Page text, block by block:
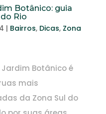
Botânico: guia
Rio
| Bairros, Dicas, Zona
Botânico é
mais
da Zona Sul do